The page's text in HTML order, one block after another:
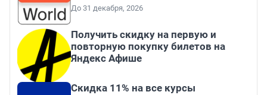
До 31 декабря, 2026
Получить скидку на первую и
повторную покупку билетов на
Яндекс Афише
Скидка 11% на все курсы